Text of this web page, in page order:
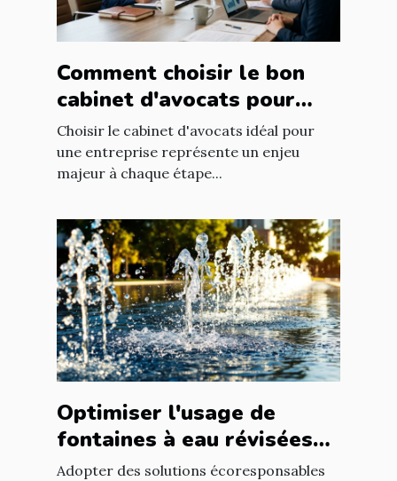
Comment choisir le bon
cabinet d'avocats pour
votre entreprise ?
Choisir le cabinet d'avocats idéal pour
une entreprise représente un enjeu
majeur à chaque étape...
Optimiser l'usage de
fontaines à eau révisées
pour économies durables
Adopter des solutions écoresponsables